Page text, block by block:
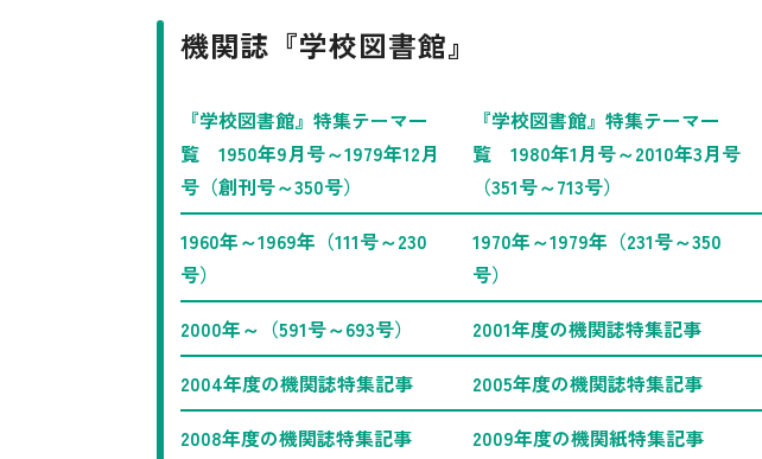
機関誌『学校図書館』
『学校図書館』特集テーマ一
覧 1950年9月号～1979年12月
号（創刊号～350号）
『学校図書館』特集テーマ一
覧 1980年1月号～2010年3月号
（351号～713号）
1960年～1969年（111号～230
号）
1970年～1979年（231号～350
号）
2000年～（591号～693号）
2001年度の機関誌特集記事
2004年度の機関誌特集記事
2005年度の機関誌特集記事
2008年度の機関誌特集記事
2009年度の機関紙特集記事